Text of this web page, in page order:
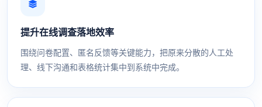
提升在线调查落地效率
围绕问卷配置、匿名反馈等关键能力，把原来分散的人工处
理、线下沟通和表格统计集中到系统中完成。